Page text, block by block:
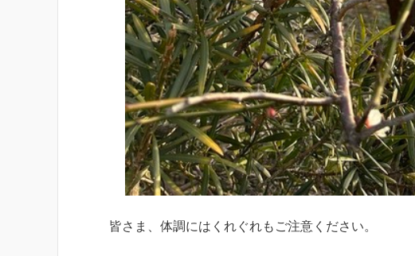
皆さま、体調にはくれぐれもご注意ください。